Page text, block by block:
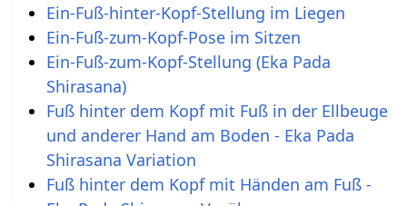
Ein-Fuß-hinter-Kopf-Stellung im Liegen
Ein-Fuß-zum-Kopf-Pose im Sitzen
Ein-Fuß-zum-Kopf-Stellung (Eka Pada
Shirasana)
Fuß hinter dem Kopf mit Fuß in der Ellbeuge
und anderer Hand am Boden - Eka Pada
Shirasana Variation
Fuß hinter dem Kopf mit Händen am Fuß -